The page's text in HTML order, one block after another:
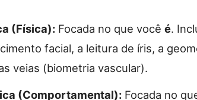
(Física): Focada no que você é.
facial, a leitura de íris, a
veias (biometria vascular).
(Comportamental): Focada no